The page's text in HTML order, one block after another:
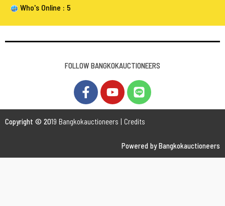
Who's Online : 5
FOLLOW BANGKOKAUCTIONEERS
Copyright © 2019 Bangkokauctioneers | Credits
Powered by Bangkokauctioneers